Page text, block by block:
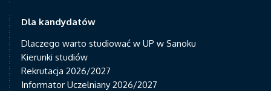
Dla kandydatów
Dlaczego warto studiować w UP w Sanoku
Kierunki studiów
Rekrutacja 2026/2027
Informator Uczelniany 2026/2027